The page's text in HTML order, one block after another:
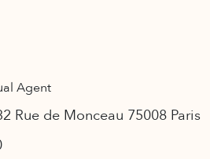
Agent
Rue de Monceau 75008 Paris